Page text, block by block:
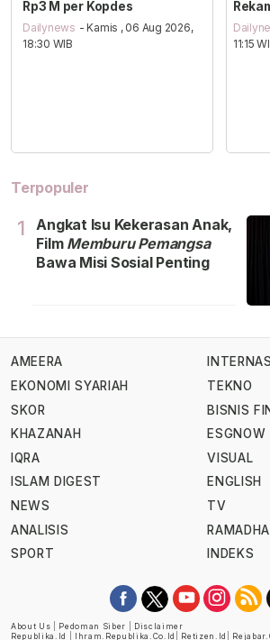
Rp3 M per Kopdes
Dailynews - Kamis , 06 Aug 2026,
18:30 WIB
11:15
Terpopuler
1
Angkat Isu Kekerasan Anak,
Film Memburu Pemangsa
Bawa Misi Sosial Penting
AMEERA
EKONOMI SYARIAH
SKOR
KHAZANAH
IQRA
ISLAM DIGEST
NEWS
ANALISIS
SPORT
TEKNO
BISNIS
ESGNOW
VISUAL
ENGLISH
TV
INDEKS
About Us Pedoman Siber
Disclaimer
Republika.id
Ihram.republika.co.id Retizen.id